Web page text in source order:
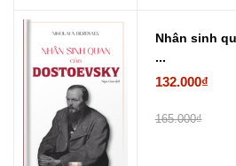
Nhân sinh
...
132.000₫
165.000₫